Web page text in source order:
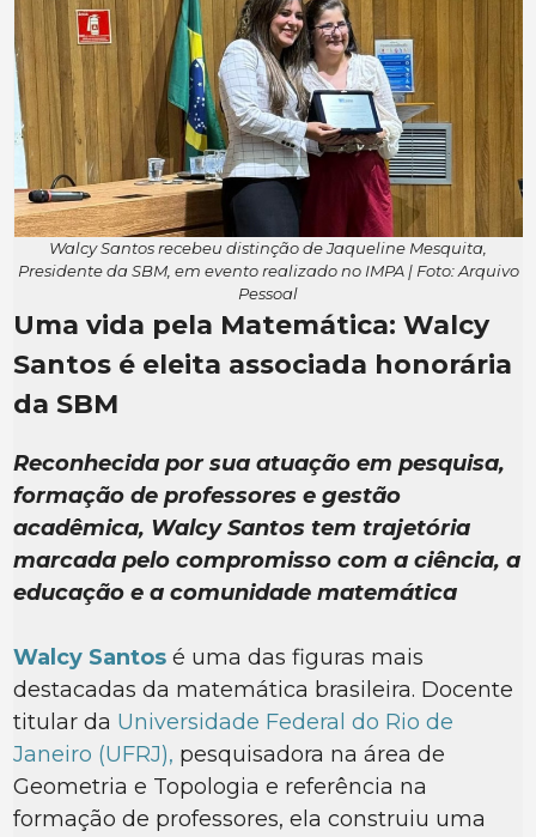
Walcy Santos recebeu distinção de Jaqueline Mesquita,
Presidente da SBM, em evento realizado no IMPA | Foto: Arquivo
Pessoal
Uma vida pela Matemática: Walcy
Santos é eleita associada honorária
da SBM
Reconhecida por sua atuação em pesquisa,
formação de professores e gestão
acadêmica, Walcy Santos tem trajetória
marcada pelo compromisso com a ciência, a
educação e a comunidade matemática
Walcy Santos é uma das figuras mais
destacadas da matemática brasileira. Docente
titular da Universidade Federal do Rio de
Janeiro (UFRJ), pesquisadora na área de
Geometria e Topologia e referência na
formação de professores, ela construiu uma